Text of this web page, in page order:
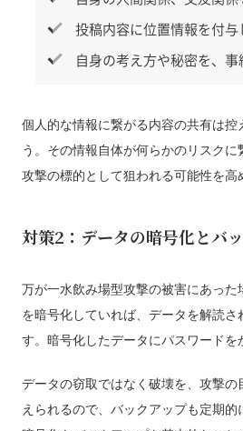
投稿内容に位置情報を付与
自身の考え方や秘密を、
個人的な情報に繋がる内容の共有は控
う。その情報自体が何らかのリスク
攻撃の標的として狙われる可能性を高
対策2：データの暗号化とバ
万が一水飲み場型攻撃の被害にあった
を暗号化していれば、データを解読さ
す。暗号化したデータにパスワードを
データの窃取ではなく破壊を、攻撃
えられるので、バックアップも定期的